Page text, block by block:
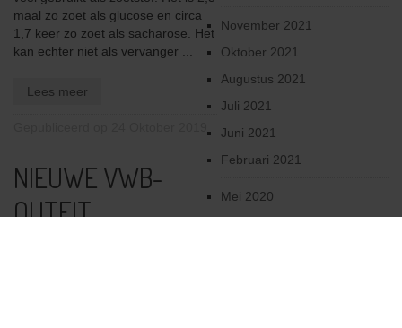
maal zo zoet als glucose en circa
1,7 keer zo zoet als sacharose. Het
kan echter niet als vervanger ...
Lees meer
NIEUWE VWB-
OUTFIT
November 2021
Oktober 2021
Augustus 2021
Juli 2021
Juni 2021
Februari 2021
Mei 2020